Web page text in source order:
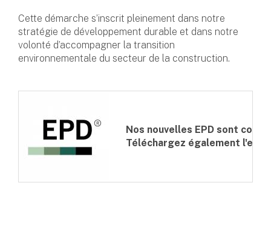
Cette démarche s’inscrit pleinement dans notre
stratégie de développement durable et dans notre
volonté d’accompagner la transition
environnementale du secteur de la construction.
Nos nouvelles EPD sont
Téléchargez également